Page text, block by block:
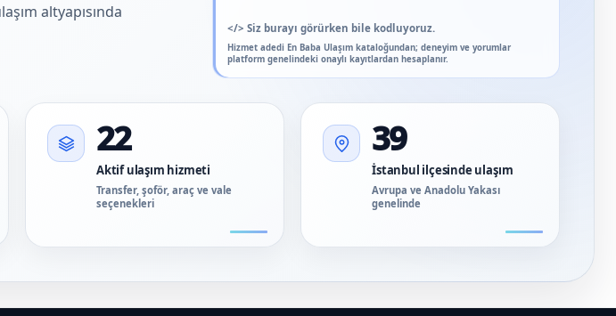
altyapısında
</> Siz burayı görürken bile kodluyoruz.
Hizmet adedi En Baba Ulaşım kataloğundan; deneyim ve yorumlar
platform genelindeki onaylı kayıtlardan hesaplanır.
22
Aktif ulaşım hizmeti
Transfer, şoför, araç ve vale
seçenekleri
39
İstanbul ilçesinde ulaşım
Avrupa ve Anadolu Yakası
genelinde